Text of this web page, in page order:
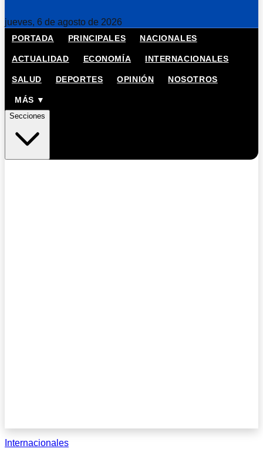
jueves, 6 de agosto de 2026
PORTADA PRINCIPALES NACIONALES
ACTUALIDAD ECONOMÍA INTERNACIONALES
SALUD DEPORTES OPINIÓN NOSOTROS
MÁS ▼
Secciones
Internacionales